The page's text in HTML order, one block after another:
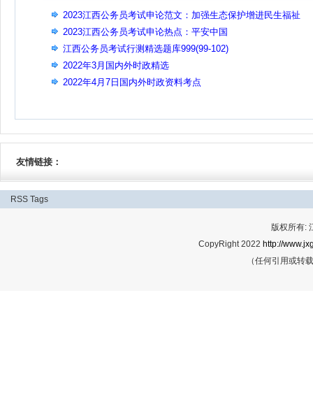
2023江西公务员考试申论范文：加强生态保护增进民生福祉
2023江西公务员考试申论热点：平安中国
江西公务员考试行测精选题库999(99-102)
2022年3月国内外时政精选
2022年4月7日国内外时政资料考点
友情链接：
RSS Tags
版权所有:
CopyRight 2022 http://
（任何引用或转